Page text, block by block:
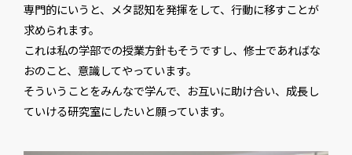
専門的にいうと、メタ認知を発揮をして、行動に移すことが
求められます。
これは私の学部での授業方針もそうですし、修士であればな
おのこと、意識してやっています。
そういうことをみんなで学んで、お互いに助け合い、成長し
ていける研究室にしたいと願っています。